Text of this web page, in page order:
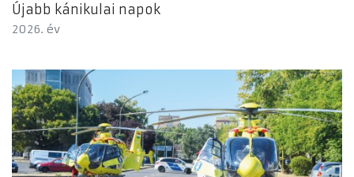
Újabb kánikulai napok
2026. év